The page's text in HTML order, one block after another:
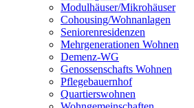
Modulhäuser/Mikrohäuser
Cohousing/Wohnanlagen
Seniorenresidenzen
Mehrgenerationen Wohnen
Demenz-WG
Genossenschafts Wohnen
Pflegebauernhof
Quartierswohnen